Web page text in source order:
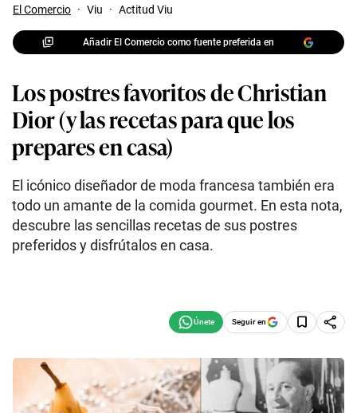
El Comercio · Viu · Actitud Viu
Añadir El Comercio como fuente preferida en
Los postres favoritos de Christian
Dior (y las recetas para que los
prepares en casa)
El icónico diseñador de moda francesa también era
todo un amante de la comida gourmet. En esta nota,
descubre las sencillas recetas de sus postres
preferidos y disfrútalos en casa.
Seguir en